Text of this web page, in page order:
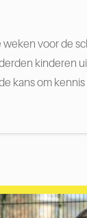
weken voor de
kinderen
kans om kennis